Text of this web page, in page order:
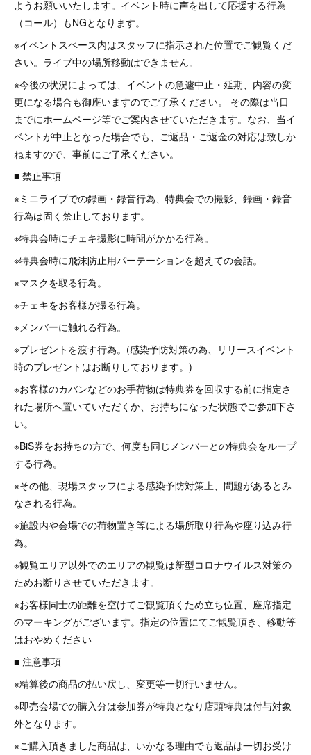
ようお願いいたします。イベント時に声を出して応援する行為
（コール）もNGとなります。
※イベントスペース内はスタッフに指示された位置でご観覧くだ
さい。ライブ中の場所移動はできません。
※今後の状況によっては、イベントの急遽中止・延期、内容の変
更になる場合も御座いますのでご了承ください。 その際は当日
までにホームページ等でご案内させていただきます。なお、当イ
ベントが中止となった場合でも、ご返品・ご返金の対応は致しか
ねますので、事前にご了承ください。
■ 禁止事項
※ミニライブでの録画・録音行為、特典会での撮影、録画・録音
行為は固く禁止しております。
※特典会時にチェキ撮影に時間がかかる行為。
※特典会時に飛沫防止用パーテーションを超えての会話。
※マスクを取る行為。
※チェキをお客様が撮る行為。
※メンバーに触れる行為。
※プレゼントを渡す行為。(感染予防対策の為、リリースイベント
時のプレゼントはお断りしております。)
※お客様のカバンなどのお手荷物は特典券を回収する前に指定さ
れた場所へ置いていただくか、お持ちになった状態でご参加下さ
い。
※BiS券をお持ちの方で、何度も同じメンバーとの特典会をループ
する行為。
※その他、現場スタッフによる感染予防対策上、問題があるとみ
なされる行為。
※施設内や会場での荷物置き等による場所取り行為や座り込み行
為。
※観覧エリア以外でのエリアの観覧は新型コロナウイルス対策の
ためお断りさせていただきます。
※お客様同士の距離を空けてご観覧頂くため立ち位置、座席指定
のマーキングがございます。指定の位置にてご観覧頂き、移動等
はおやめください
■ 注意事項
※精算後の商品の払い戻し、変更等一切行いません。
※即売会場での購入分は参加券が特典となり店頭特典は付与対象
外となります。
※ご購入頂きました商品は、いかなる理由でも返品は一切お受け